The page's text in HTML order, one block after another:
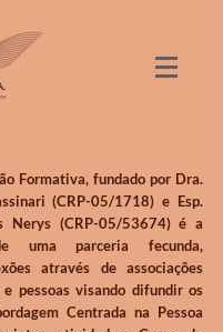
Formativa, fundado por Dra.
(CRP-05/1718) e Esp.
Nerys (CRP-05/53674) é a
uma parceria fecunda,
através de associações
pessoas visando difundir os
Centrada na Pessoa